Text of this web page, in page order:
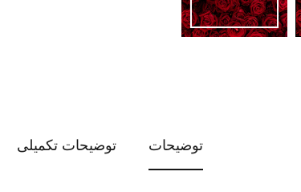
توضیحات توضیحات تکمیلی